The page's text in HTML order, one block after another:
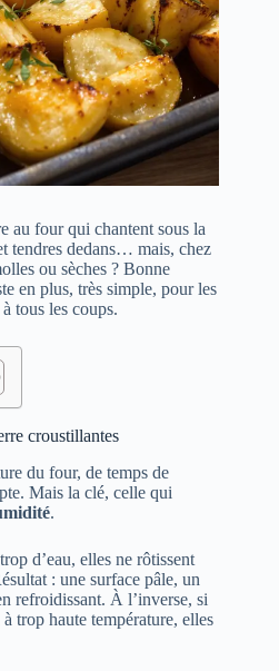
au four qui chantent sous la
tendres dedans… mais, chez
ou sèches ? Bonne
en plus, très simple, pour les
à tous les coups.
croustillantes
du four, de temps de
Mais la clé, celle qui
.
d’eau, elles ne rôtissent
: une surface pâle, un
refroidissant. À l’inverse, si
trop haute température, elles